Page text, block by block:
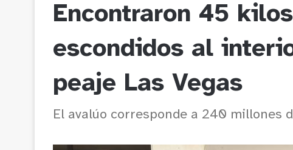
Encontraron 45
escondidos al
peaje Las Vegas
El avalúo corresponde a 240 millones